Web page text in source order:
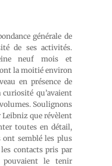
générale de
de ses activités.
neuf mois et
la moitié environ
en présence de
qu’avaient
Soulignons
Leibniz que révèlent
toutes en détail,
ont semblé les plus
contacts pris par
pouvaient le tenir